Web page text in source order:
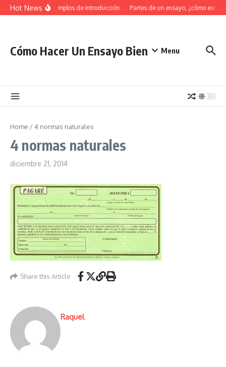
Saltar al contenido
Hot News34 Ejemplos de introducción Partes de un ensayo, ¿cómo
Cómo Hacer Un Ensayo Bien Menu
Home /4 normas naturales
4 normas naturales
diciembre 21, 2014
Share this Article
Raquel